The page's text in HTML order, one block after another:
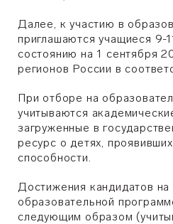
Далее, к участию в
приглашаются учащиеся 9-
состоянию на 1 сентября
регионов России в
При отборе на
учитываются
загруженные в
ресурс о детях,
способности.
Достижения кандидатов на
образовательной
следующим образом